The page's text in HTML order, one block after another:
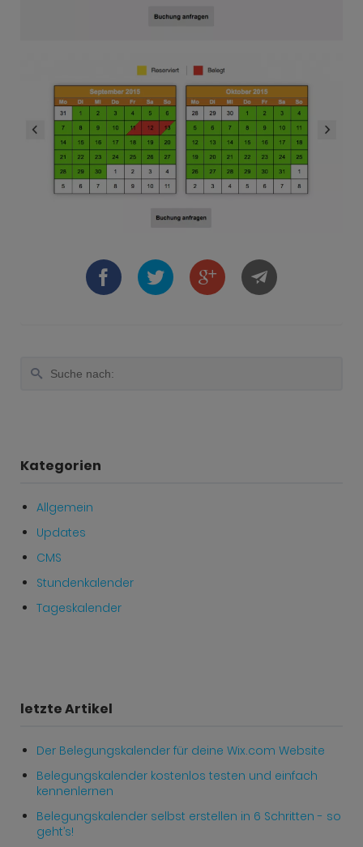
Kategorien
Allgemein
Updates
CMS
Stundenkalender
Tageskalender
letzte Artikel
Der Belegungskalender für deine Wix.com Website
Belegungskalender kostenlos testen und einfach
kennenlernen
Belegungskalender selbst erstellen in 6 Schritten - so
geht’s!